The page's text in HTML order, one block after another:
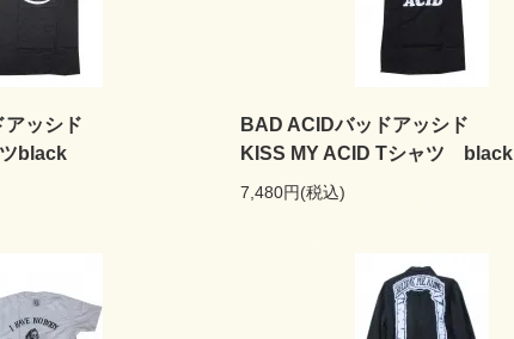
アッシド
black
BAD ACIDバッドアッシド
KISS MY ACID Tシャツ black
7,480円(税込)